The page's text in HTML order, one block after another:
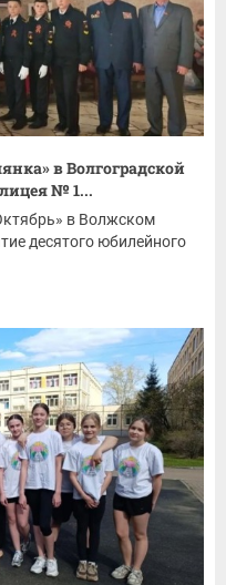
в Волгоградской
№ 1...
в Волжском
десятого юбилейного